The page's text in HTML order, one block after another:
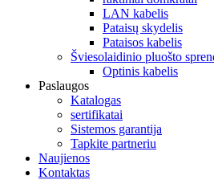
LAN kabelis
Pataisų skydelis
Pataisos kabelis
Šviesolaidinio pluošto
Optinis kabelis
Paslaugos
Katalogas
sertifikatai
Sistemos garantija
Tapkite partneriu
Naujienos
Kontaktas